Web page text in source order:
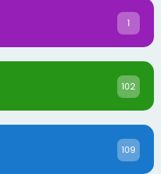
1
102
109